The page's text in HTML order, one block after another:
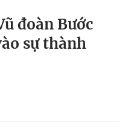
đoàn Bước
sự thành